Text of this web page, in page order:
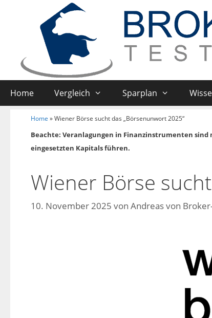
Home Vergleich Sparplan
Home »Wiener Börse sucht das „Börsenunwort 2025“
Beachte: Veranlagungen in Finanzinstrumenten
eingesetzten Kapitals führen.
Wiener Börse
10. November 2025 von Andreas von